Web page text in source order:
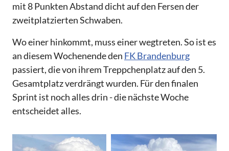
mit 8 Punkten Abstand dicht auf den Fersen der
zweitplatzierten Schwaben.
Wo einer hinkommt, muss einer wegtreten. So ist es
an diesem Wochenende den FK Brandenburg
passiert, die von ihrem Treppchenplatz auf den 5.
Gesamtplatz verdrängt wurden. Für den finalen
Sprint ist noch alles drin - die nächste Woche
entscheidet alles.